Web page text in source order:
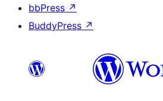
bbPress ↗
BuddyPress ↗